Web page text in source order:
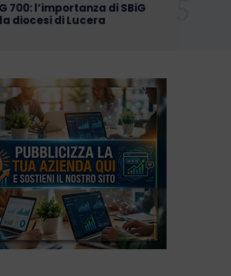
700: l’importanza di SBiG
diocesi di Lucera